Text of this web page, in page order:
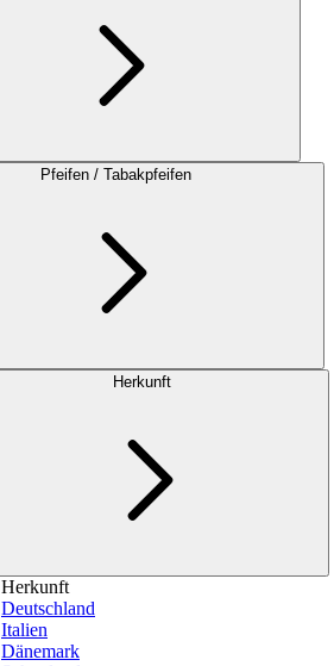
Pfeifen / Tabakpfeifen
Herkunft
Herkunft
Deutschland
Italien
Dänemark